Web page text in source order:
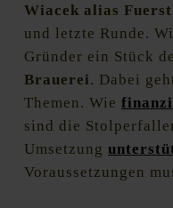
Wiacek alias
und letzte Runde.
Gründer ein Stück
Brauerei. Dabei
Themen. Wie
sind die
Umsetzung
Voraussetzungen